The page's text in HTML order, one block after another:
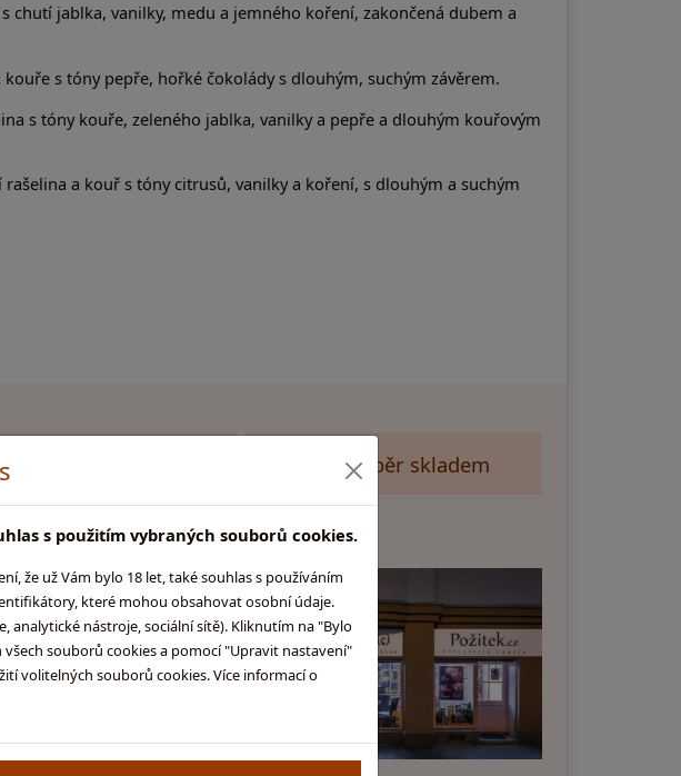
s použitím vybraných souborů cookies.
že už Vám bylo 18 let, také souhlas s používáním
které mohou obsahovat osobní údaje.
analytické nástroje, sociální sítě). Kliknutím na "Bylo
souborů cookies a pomocí "Upravit nastavení"
volitelných souborů cookies. Více informací o
chutí jablka, vanilky, medu a jemného koření, zakončená dubem a
kouře s tóny pepře, hořké čokolády s dlouhým, suchým závěrem.
s tóny kouře, zeleného jablka, vanilky a pepře a dlouhým kouřovým
rašelina a kouř s tóny citrusů, vanilky a koření, s dlouhým a suchým
k nákupu, fan shop Velký výběr skladem
Kamenná prodejna v Praze
Glentyno Whisky Shop
Na Malovance 6, Praha 6
Zobrazit mapu
Středa: Zavřeno